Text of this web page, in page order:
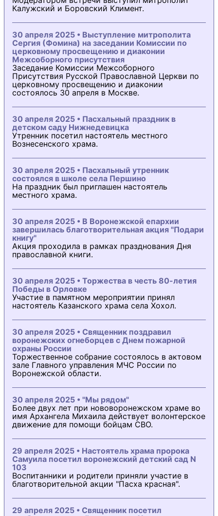
Калужский и Боровский Климент.
30 апреля 2025 • Выступление митрополита
Сергия (Фомина) на заседании Комиссии по
церковному просвещению и диаконии
Межсоборного присутствия
Заседание Комиссии Межсоборного
Присутствия Русской Православной Церкви по
церковному просвещению и диаконии
состоялось 30 апреля в Москве.
30 апреля 2025 • Пасхальный праздник в
детском саду Нижнедевицка
Утренник посетил настоятель местного
Вознесенского храма.
30 апреля 2025 • Пасхальный утренник
состоялся в школе села Першино
На праздник был приглашен настоятель
местного храма.
30 апреля 2025 • В Воронежской епархии
завершилась благотворительная акция "Подари
книгу"
Акция проходила в рамках празднования Дня
православной книги.
30 апреля 2025 • Торжества в честь 80-летия
Победы в Орловке
Участие в памятном мероприятии принял
настоятель Казанского храма села Хохол.
30 апреля 2025 • Священник поздравил
воронежских огнеборцев с Днем пожарной
охраны России
Торжественное собрание состоялось в актовом
зале Главного управления МЧС России по
Воронежской области.
30 апреля 2025 • "Мы рядом"
Более двух лет при нововоронежском храме во
имя Архангела Михаила действует волонтерское
движение для помощи бойцам СВО.
29 апреля 2025 • Настоятель храма пророка
Самуила посетил воронежский детский сад N
103
Воспитанники и родители приняли участие в
благотворительной акции "Пасха красная".
29 апреля 2025 • Священник посетил